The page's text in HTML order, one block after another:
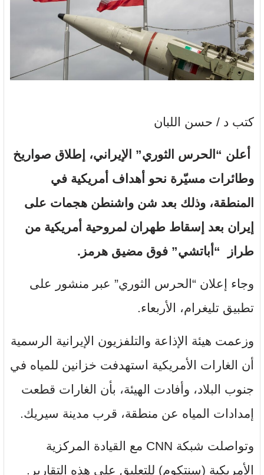
كتب د / حسن اللبان
أعلن “الحرس الثوري” الإيراني، إطلاق صواريخ
وطائرات مسيّرة نحو أهداف أمريكية في
المنطقة، وذلك بعد شن واشنطن هجمات على
إيران بعد إسقاط طهران لمروحية أمريكية من
طراز “أباتشي” فوق مضيق هرمز.
وجاء إعلان “الحرس الثوري” عبر منشور على
تطبيق تليغرام، الأربعاء.
وزعمت هيئة الإذاعة والتلفزيون الإيرانية الرسمية
أن الغارات الأمريكية استهدفت خزانين للمياه في
جنوب البلاد، وأفادت الهيئة، بأن الغارات قطعت
إمدادات المياه عن منطقة، قرب مدينة سيريك.
وتواصلت شبكة CNN مع القيادة المركزية
الأمريكية (سنتكوم) للتعليق على هذه التقارير.